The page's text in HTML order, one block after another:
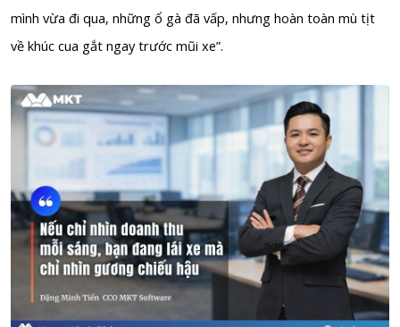
mình vừa đi qua, những ổ gà đã vấp, nhưng hoàn toàn mù tịt
về khúc cua gắt ngay trước mũi xe”.